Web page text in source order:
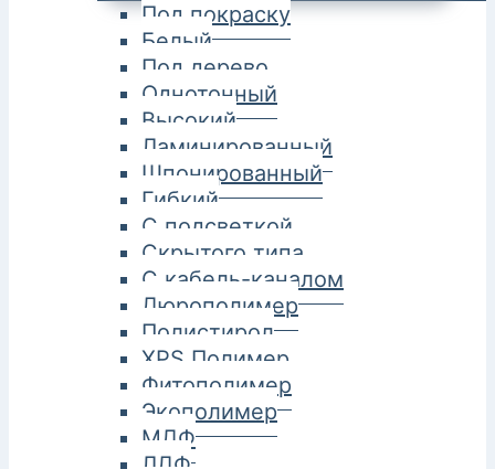
Под покраску
Белый
Под дерево
Однотонный
Высокий
Ламинированный
Шпонированный
Гибкий
С подсветкой
Скрытого типа
С кабель-каналом
Дюрополимер
Полистирол
XPS Полимер
Фитополимер
Экополимер
МДФ